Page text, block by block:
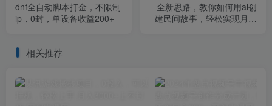
dnf全自动脚本打金，不限制
ip，0封，单设备收益200+
全新思路，教你如何用ai创
建民间故事，轻松实现月入
相关推荐